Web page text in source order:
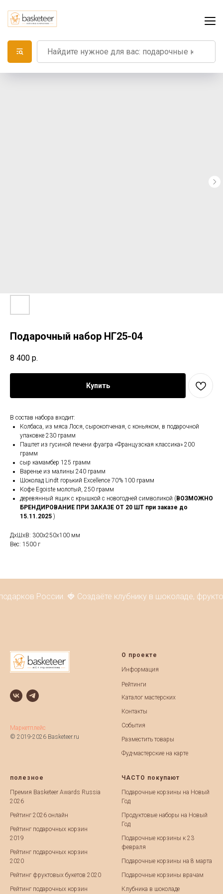
Подарочный набор НГ25-04
8 400 р.
Купить
В состав набора входит:
Колбаса, из мяса Лося, сырокопченая, с коньяком, в подарочной
упаковке 230 грамм
Паштет из гусиной печени фуагра «Французская классика» 200
грамм
сыр камамбер 125 грамм
Варенье из малины 240 грамм
Шоколад Lindt горький Excellence 70% 100 грамм
Кофе Egoiste молотый, 250 грамм
деревянный ящик с крышкой с новогодней символикой ( ВОЗМОЖНО
БРЕНДИРОВАНИЕ ПРИ ЗАКАЗЕ ОТ 20 ШТ при заказе до
15.11.2025 )
ДxШxВ: 300x250x100 мм
Вес: 1500 г
России. 🍓 Создаёте клубнику в шоколаде,
Маркетплейс
© 2019-2026 Basketeer.ru
О проекте
Информация
Рейтинги
Каталог мастерских
Контакты
События
Разместить товары
Фуд-мастерские на карте
полезное
Премия Basketeer Awards Russia
2026
Рейтинг 2026 онлайн
Рейтинг подарочных корзин
2019
Рейтинг подарочных корзин
2020
Рейтинг фруктовых букетов 2020
Рейтинг подарочных корзин
ЧАСТО покупают
Подарочные корзины на Новый
Год
Продуктовые наборы на Новый
Год
Подарочные корзины к 23
февраля
Подарочные корзины на 8 марта
Подарочные корзины врачам
Клубника в шоколаде